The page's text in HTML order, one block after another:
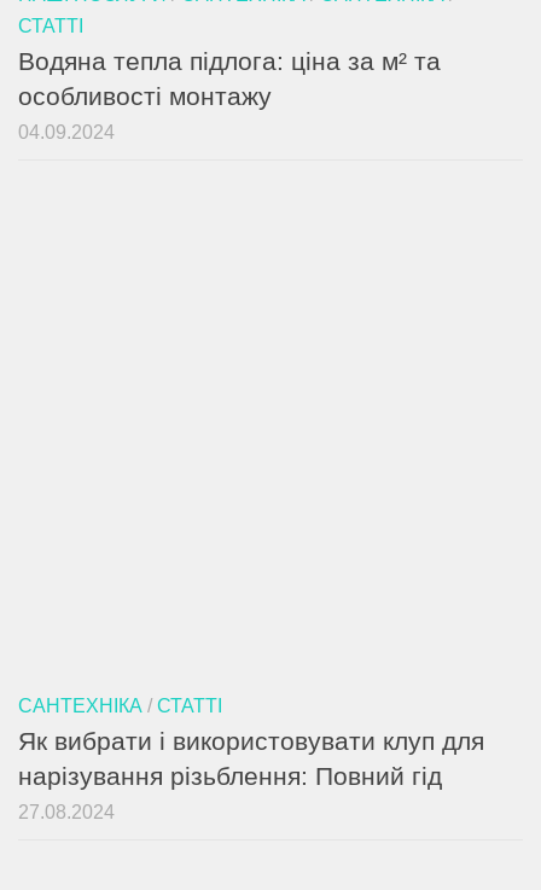
СТАТТІ
Водяна тепла підлога: ціна за м² та
особливості монтажу
04.09.2024
САНТЕХНІКА / СТАТТІ
Як вибрати і використовувати клуп для
нарізування різьблення: Повний гід
27.08.2024